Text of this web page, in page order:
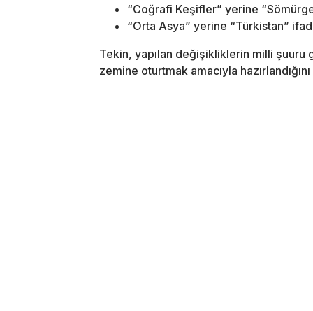
“Coğrafi Keşifler” yerine
“Orta Asya” yerine “Türkistan”
Tekin, yapılan değişikliklerin milli şuuru
zemine oturtmak amacıyla